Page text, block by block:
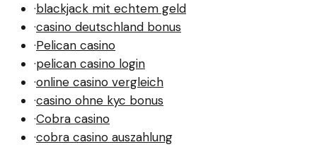
·blackjack mit echtem geld
·casino deutschland bonus
·Pelican casino
·pelican casino login
·online casino vergleich
·casino ohne kyc bonus
·Cobra casino
·cobra casino auszahlung